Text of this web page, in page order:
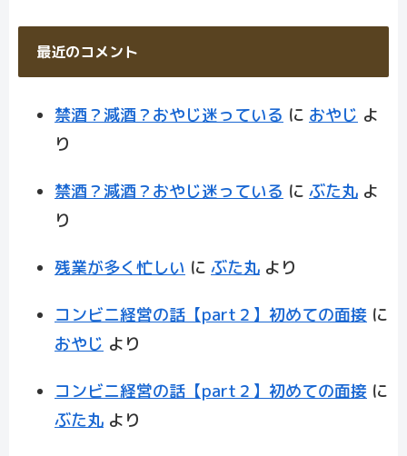
最近のコメント
禁酒？減酒？おやじ迷っている に おやじ よ
り
禁酒？減酒？おやじ迷っている に ぶた丸 よ
り
残業が多く忙しい に ぶた丸 より
コンビニ経営の話【part２】初めての面接 に
おやじ より
コンビニ経営の話【part２】初めての面接 に
ぶた丸 より